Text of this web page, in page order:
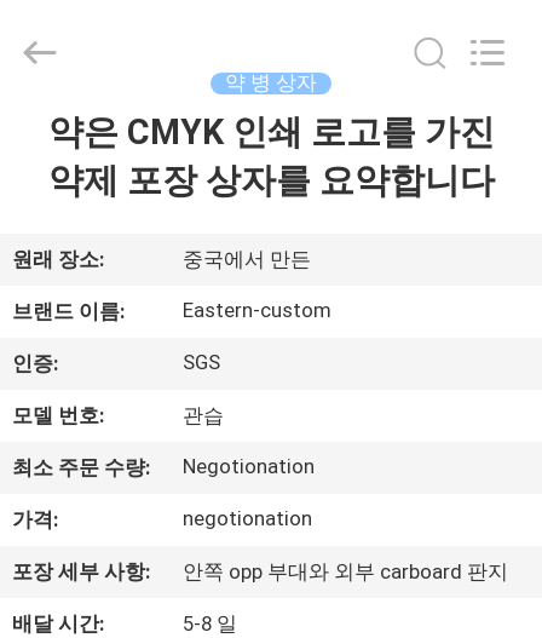
품
우
리
하
여
2017
약 병 상자
약은 CMYK 인쇄 로고를 가진
약제 포장 상자를 요약합니다
원래 장소: 중국에서 만든
브랜드 이름: Eastern-custom
인증: SGS
모델 번호: 관습
최소 주문 수량: Negotionation
가격: negotionation
포장 세부 사항: 안쪽 opp 부대와 외부 carboard 판지
배달 시간: 5-8 일